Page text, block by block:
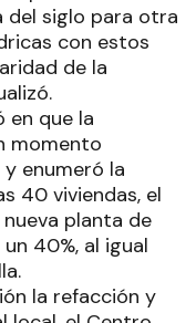
del siglo para otra
con estos
de la
en que la
momento
enumeró la
40 viviendas, el
planta de
40%, al igual
la refacción y